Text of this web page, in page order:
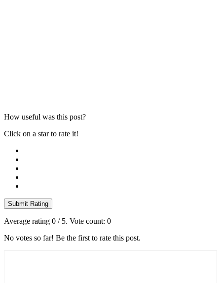
How useful was this post?
Click on a star to rate it!
Submit Rating
Average rating 0 / 5. Vote count: 0
No votes so far! Be the first to rate this post.